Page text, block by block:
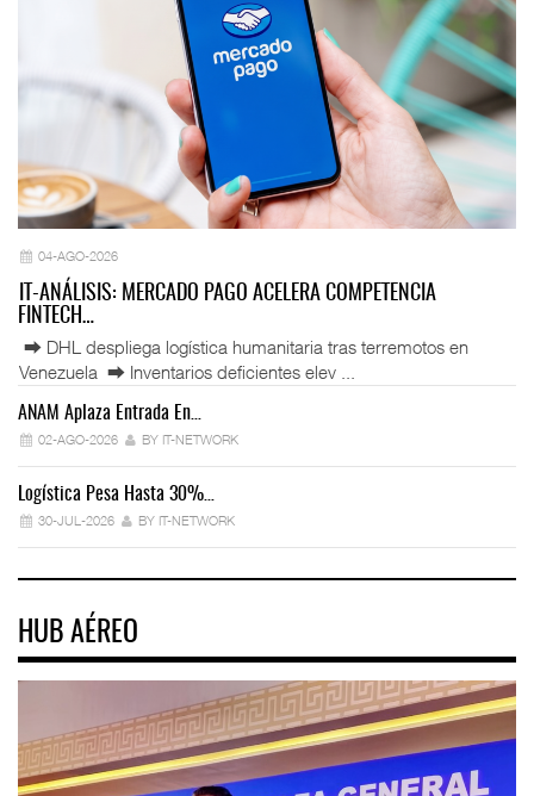
04-AGO-2026
IT-ANÁLISIS: MERCADO PAGO ACELERA COMPETENCIA
FINTECH…
⮕ DHL despliega logística humanitaria tras terremotos en
Venezuela ⮕ Inventarios deficientes elev ...
ANAM Aplaza Entrada En…
02-AGO-2026 BY IT-NETWORK
Logística Pesa Hasta 30%…
30-JUL-2026 BY IT-NETWORK
HUB AÉREO